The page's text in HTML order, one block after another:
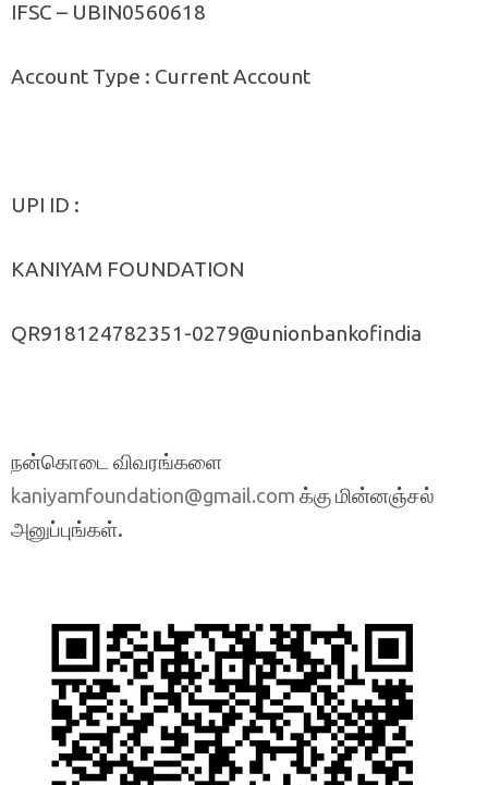
IFSC – UBIN0560618
Account Type : Current Account
UPI ID :
KANIYAM FOUNDATION
QR918124782351-0279@unionbankofindia
நன்கொடை விவரங்களை
kaniyamfoundation@gmail.com க்கு மின்னஞ்சல்
அனுப்புங்கள்.